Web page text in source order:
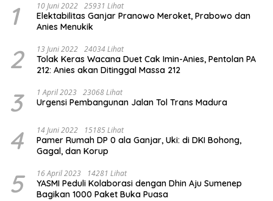
1 10 Juni 2022 25931 Lihat
Elektabilitas Ganjar Pranowo Meroket, Prabowo dan
Anies Menukik
2 13 Juni 2022 24034 Lihat
Tolak Keras Wacana Duet Cak Imin-Anies, Pentolan PA
212: Anies akan Ditinggal Massa 212
3 1 April 2023 23068 Lihat
Urgensi Pembangunan Jalan Tol Trans Madura
4 14 Juni 2022 15185 Lihat
Pamer Rumah DP 0 ala Ganjar, Uki: di DKI Bohong,
Gagal, dan Korup
5 16 April 2023 14281 Lihat
YASMI Peduli Kolaborasi dengan Dhin Aju Sumenep
Bagikan 1000 Paket Buka Puasa